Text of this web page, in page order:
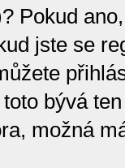
Pokud
jste se
bývá
možná